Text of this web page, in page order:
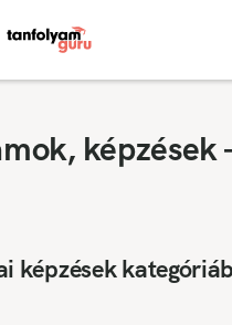
képzések
képzések